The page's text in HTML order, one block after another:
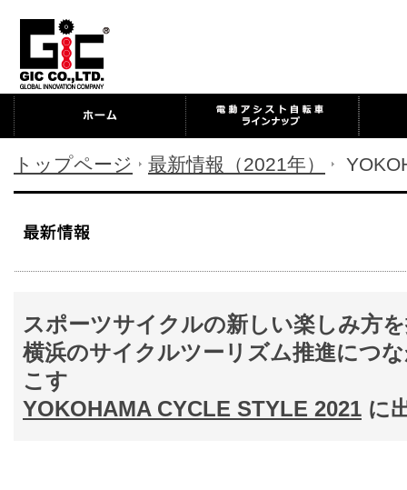
トップページ 最新情報（2021年）
スポーツサイクルの新しい楽しみ方
横浜のサイクルツーリズム推進につ
こす
YOKOHAMA CYCLE STYLE 2021 に